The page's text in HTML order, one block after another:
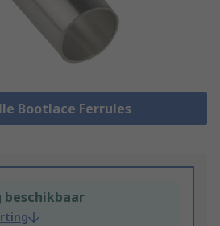
Bootlace Ferrules